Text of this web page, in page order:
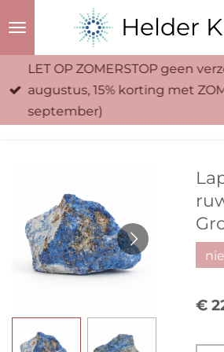
naar
Helder
LET OP ZOMERSTOP geen
augustus, 15% korting met
september)
€